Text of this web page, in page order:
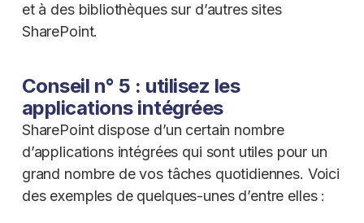
et à des bibliothèques sur d’autres sites
SharePoint.
Conseil n° 5 : utilisez les
applications intégrées
SharePoint dispose d’un certain nombre
d’applications intégrées qui sont utiles pour un
grand nombre de vos tâches quotidiennes. Voici
des exemples de quelques-unes d’entre elles :